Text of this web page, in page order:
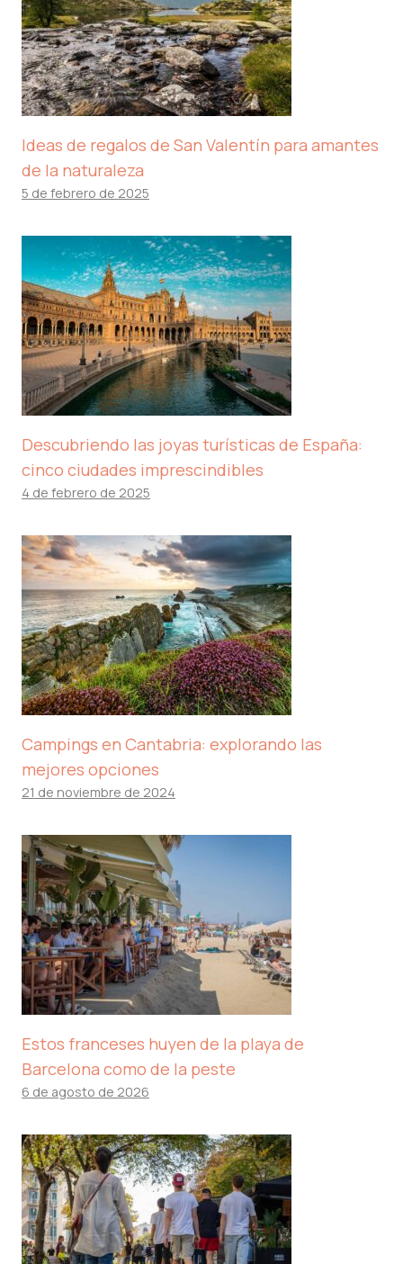
Ideas de regalos de San Valentín para amantes
de la naturaleza
5 de febrero de 2025
Descubriendo las joyas turísticas de España:
cinco ciudades imprescindibles
4 de febrero de 2025
Campings en Cantabria: explorando las
mejores opciones
21 de noviembre de 2024
Estos franceses huyen de la playa de
Barcelona como de la peste
6 de agosto de 2026